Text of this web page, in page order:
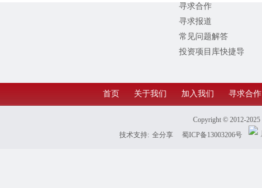
寻求合作
寻求报道
常见问题解答
投资项目库快捷导
首页 关于我们 加入我们 寻求合作
Copyright © 2012-2025
技术支持: 全分享 蜀ICP备13003206号